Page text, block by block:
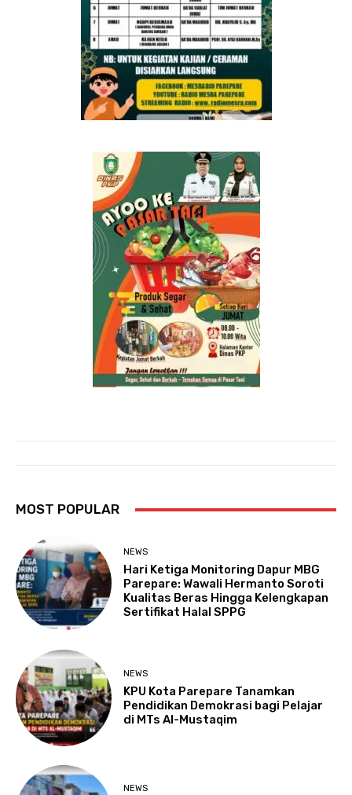
MOST POPULAR
NEWS
Hari Ketiga Monitoring Dapur MBG
Parepare: Wawali Hermanto Soroti
Kualitas Beras Hingga Kelengkapan
Sertifikat Halal SPPG
NEWS
KPU Kota Parepare Tanamkan
Pendidikan Demokrasi bagi Pelajar
di MTs Al-Mustaqim
NEWS